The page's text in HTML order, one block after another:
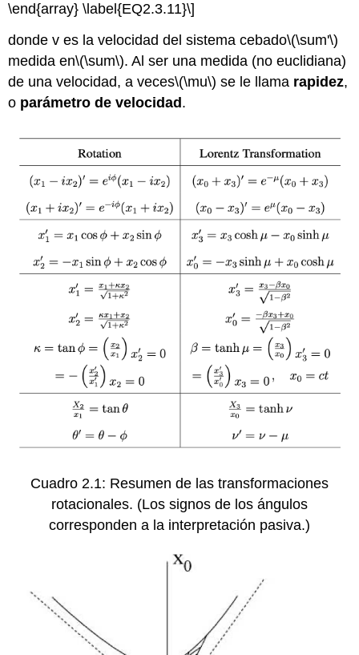
\end{array} \label{EQ2.3.11}\]
donde v es la velocidad del sistema cebado\(\sum'\)
medida en\(\sum\). Al ser una medida (no euclidiana)
de una velocidad, a veces\(\mu\) se le llama rapidez,
o parámetro de velocidad .
Cuadro 2.1: Resumen de las transformaciones
rotacionales. (Los signos de los ángulos
corresponden a la interpretación pasiva.)